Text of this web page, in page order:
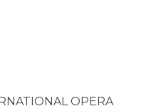
OPERA